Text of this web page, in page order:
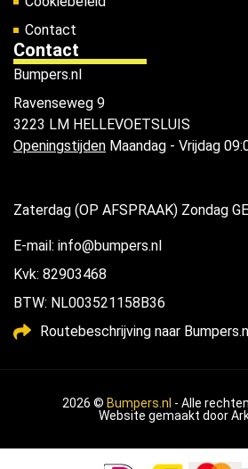
Contact
Contact
Bumpers.nl
Ravenseweg 9
3223 LM HELLEVOETSLUIS
Openingstijden Maandag - Vrijdag
Zaterdag (OP AFSPRAAK) Zondag
E-mail: info@bumpers.nl
Kvk: 82903468
BTW: NL003521158B36
Routebeschrijving naar
2026 © Bumpers.nl - Alle
Website gemaakt door